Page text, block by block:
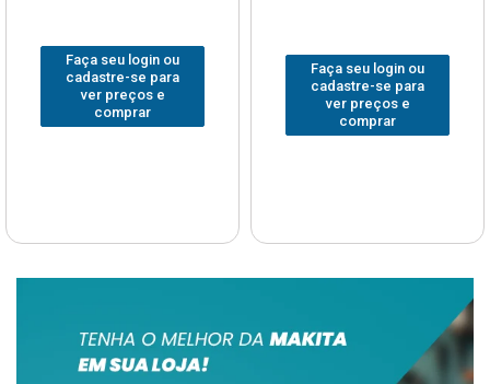
Faça seu login ou
cadastre-se para
ver preços e
comprar
Faça seu login ou
cadastre-se para
ver preços e
comprar